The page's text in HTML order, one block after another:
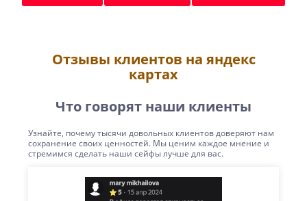
Отзывы клиентов на яндекс
картах
Что говорят наши клиенты
Узнайте, почему тысячи довольных клиентов доверяют нам
сохранение своих ценностей. Мы ценим каждое мнение и
стремимся сделать наши сейфы лучше для вас.